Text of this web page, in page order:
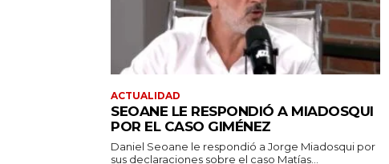
ACTUALIDAD
SEOANE LE RESPONDIÓ A MIADOSQUI
POR EL CASO GIMÉNEZ
Daniel Seoane le respondió a Jorge Miadosqui por
sus declaraciones sobre el caso Matías...